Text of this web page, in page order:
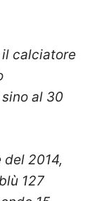
calciatore
al 30
del 2014,
127